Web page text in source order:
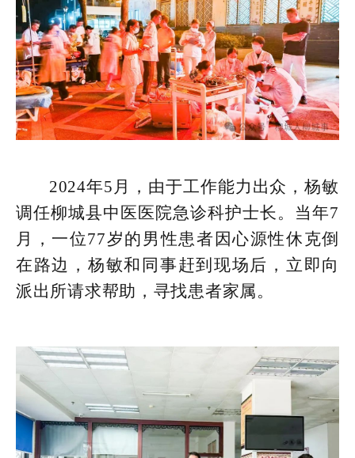
2024年5月，由于工作能力出众，杨敏
调任柳城县中医医院急诊科护士长。当年7
月，一位77岁的男性患者因心源性休克倒
在路边，杨敏和同事赶到现场后，立即向
派出所请求帮助，寻找患者家属。